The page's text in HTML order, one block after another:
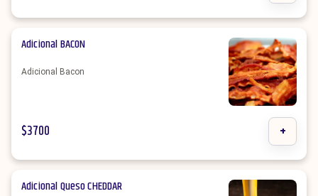
Adicional BACON
Adicional Bacon
$3700 +
Adicional Queso CHEDDAR